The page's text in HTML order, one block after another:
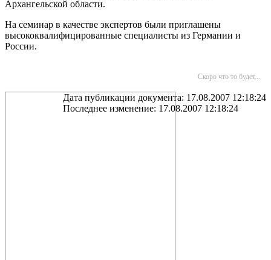
Архангельской области.
На семинар в качестве экспертов были приглашены
высококвалифицированные специалисты из Германии и
России.
Скоро что то будет...
Дата публикации документа: 17.08.2007 12:18:24
Последнее изменение: 17.08.2007 12:18:24